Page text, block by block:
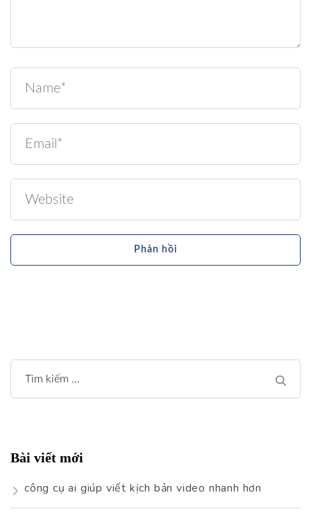
Tìm
kiếm
Bài viết mới
công cụ ai giúp viết kịch bản video nhanh hơn